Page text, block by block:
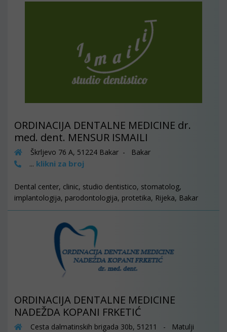
ORDINACIJA DENTALNE MEDICINE dr.
med. dent. MENSUR ISMAILI
Škrljevo 76 A, 51224 Bakar - Bakar
... klikni za broj
Dental center, clinic, studio dentistico, stomatolog,
implantologija, parodontologija, protetika, Rijeka, Bakar
ORDINACIJA DENTALNE MEDICINE
NADEŽDA KOPANI FRKETIĆ
Cesta dalmatinskih brigada 30b, 51211 - Matulji